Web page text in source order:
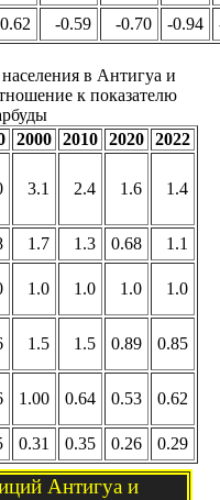
-0.59 -0.70 -0.94
в Антигуа и
к показателю
2000 2010 2020 2022
3.1 2.4 1.6 1.4
1.7 1.3 0.68
1.1
1.0 1.0 1.0 1.0
1.5 1.5 0.89 0.85
1.00 0.64 0.53 0.62
0.31 0.35 0.26 0.29
Антигуа и